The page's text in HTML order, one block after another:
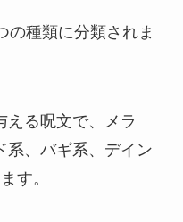
の種類に分類されま
える呪文で、メラ
系、バギ系、デイン
す。